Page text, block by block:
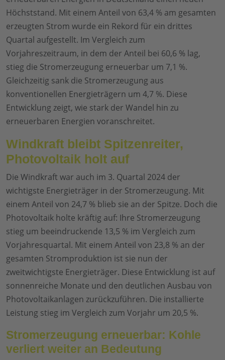
Höchststand. Mit einem Anteil von 63,4 % am gesamten
erzeugten Strom wurde ein Rekord für ein drittes
Quartal aufgestellt. Im Vergleich zum
Vorjahreszeitraum, in dem der Anteil bei 60,6 % lag,
stieg die Stromerzeugung erneuerbar um 7,1 %.
Gleichzeitig sank die Stromerzeugung aus
konventionellen Energieträgern um 4,7 %. Diese
Entwicklung zeigt, wie stark der Wandel hin zu
erneuerbaren Energien voranschreitet.
Windkraft bleibt Spitzenreiter,
Photovoltaik holt auf
Die Windkraft war auch im 3. Quartal 2024 der
wichtigste Energieträger in der Stromerzeugung. Mit
einem Anteil von 24,7 % blieb sie an der Spitze. Doch die
Photovoltaik holte kräftig auf: Ihre Stromerzeugung
stieg um beeindruckende 13,5 % im Vergleich zum
Vorjahresquartal. Mit einem Anteil von 23,8 % an der
gesamten Stromproduktion ist sie nun der
zweitwichtigste Energieträger. Diese Entwicklung ist auf
sonnenreiche Monate und den deutlichen Ausbau von
Photovoltaikanlagen zurückzuführen. Die installierte
Leistung stieg im Vergleich zum Vorjahr um 20,5 %.
Stromerzeugung erneuerbar: Kohle
verliert weiter an Bedeutung